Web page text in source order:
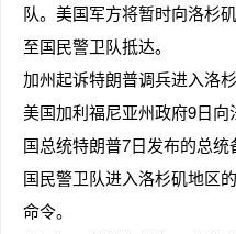
队。美国军方将暂时向洛杉
至国民警卫队抵达。
加州起诉特朗普调兵进入洛
美国加利福尼亚州政府9日
国总统特朗普7日发布的总
国民警卫队进入洛杉矶地区
命令。